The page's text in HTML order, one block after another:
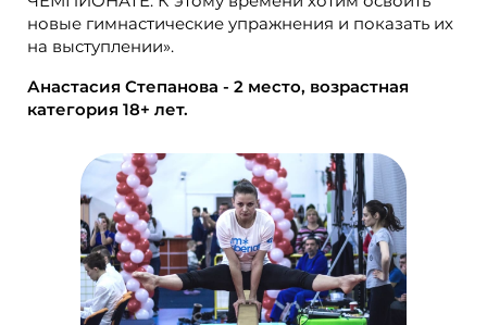
новые гимнастические упражнения и показать их
на выступлении».
Анастасия Степанова - 2 место, возрастная
категория 18+ лет.